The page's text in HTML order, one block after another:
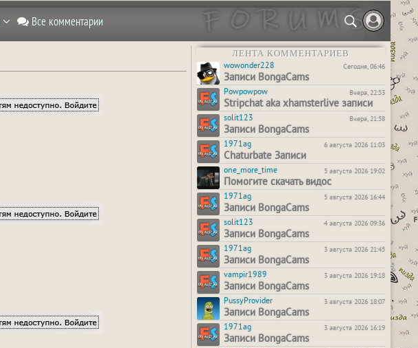
Все комментарии
ЛЕНТА КОММЕНТАРИЕВ
wowonder228
Сегодня, 06:46
Записи BongaCams
Powpowpow Вчера, 22:53
Stripchat aka xhamsterlive записи
solit123 Вчера, 21:58
Записи BongaCams
1971ag 6 августа 2026 11:03
Chaturbate Записи
one_more_time 5 августа 2026 19:02
Помогите скачать видос
1971ag 5 августа 2026 16:44
Записи BongaCams
solit123 4 августа 2026 09:36
Записи BongaCams
1971ag 3 августа 2026 21:45
Записи BongaCams
vampir1989 3 августа 2026 19:18
Записи BongaCams
PussyProvider 3 августа 2026 18:07
Записи BongaCams
1971ag 3 августа 2026 16:19
Записи BongaCams